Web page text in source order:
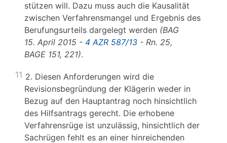
stützen will. Dazu muss auch die Kausalität
zwischen Verfahrensmangel und Ergebnis des
Berufungsurteils dargelegt werden (BAG
15. April 2015 - 4 AZR 587/13 - Rn. 25,
BAGE 151, 221).
11 2. Diesen Anforderungen wird die
Revisionsbegründung der Klägerin weder in
Bezug auf den Hauptantrag noch hinsichtlich
des Hilfsantrags gerecht. Die erhobene
Verfahrensrüge ist unzulässig, hinsichtlich der
Sachrügen fehlt es an einer hinreichenden